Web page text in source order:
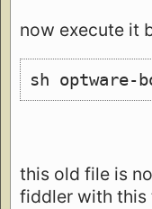
now execute it
sh optware-
this old file is
fiddler with this